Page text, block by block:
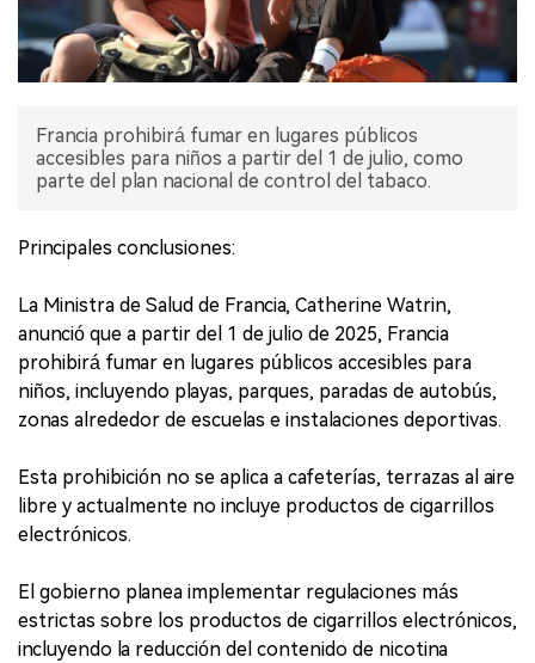
ENTREVISTA
Francia prohibirá fumar en lugares públicos
accesibles para niños a partir del 1 de julio, como
parte del plan nacional de control del tabaco.
Principales conclusiones:
La Ministra de Salud de Francia, Catherine Watrin,
anunció que a partir del 1 de julio de 2025, Francia
prohibirá fumar en lugares públicos accesibles para
niños, incluyendo playas, parques, paradas de autobús,
zonas alrededor de escuelas e instalaciones deportivas.
Esta prohibición no se aplica a cafeterías, terrazas al aire
libre y actualmente no incluye productos de cigarrillos
electrónicos.
El gobierno planea implementar regulaciones más
estrictas sobre los productos de cigarrillos electrónicos,
incluyendo la reducción del contenido de nicotina